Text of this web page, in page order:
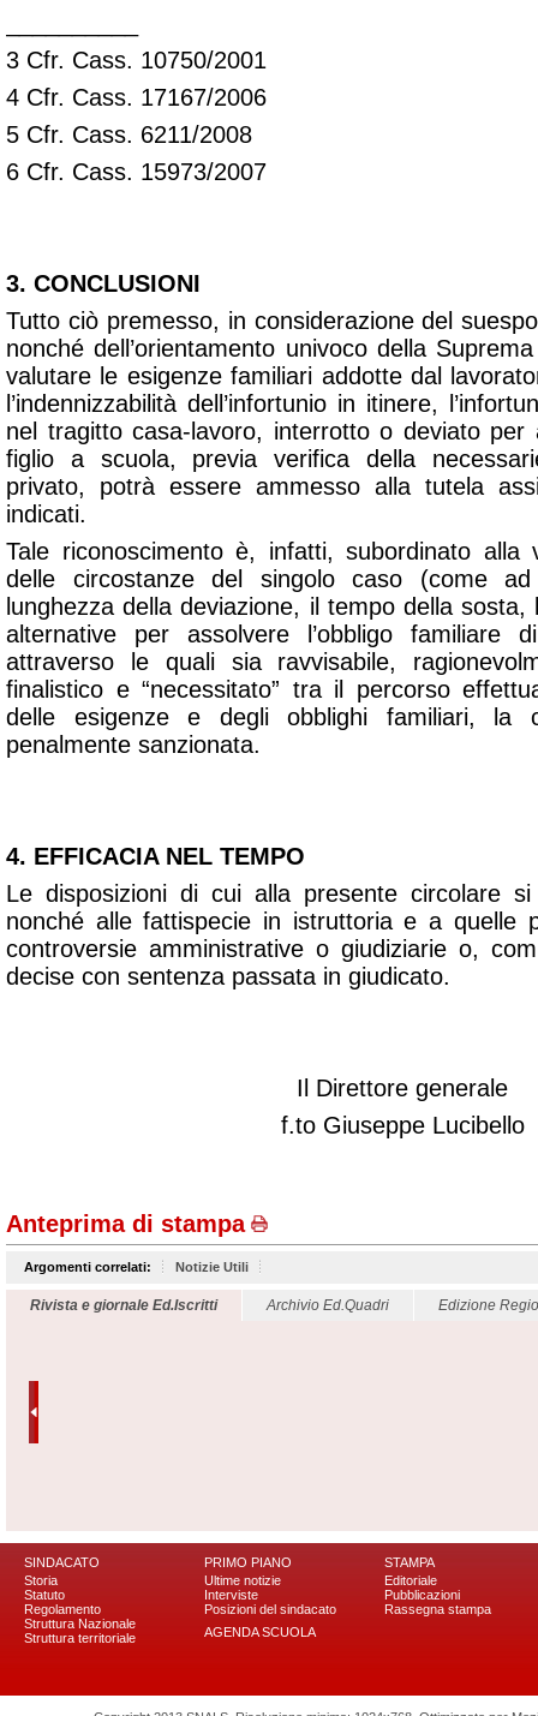
3 Cfr. Cass. 10750/2001
4 Cfr. Cass. 17167/2006
5 Cfr. Cass. 6211/2008
6 Cfr. Cass. 15973/2007
3. CONCLUSIONI
Tutto ciò premesso, in considerazione del
nonché dell’orientamento univoco della
valutare le esigenze familiari addotte dal
l’indennizzabilità dell’infortunio in itinere,
nel tragitto casa-lavoro, interrotto o deviato per
figlio a scuola, previa verifica della
privato, potrà essere ammesso alla tutela
indicati.
Tale riconoscimento è, infatti, subordinato alla
delle circostanze del singolo caso (come
lunghezza della deviazione, il tempo della
alternative per assolvere l’obbligo familiare
attraverso le quali sia ravvisabile,
finalistico e “necessitato” tra il percorso
delle esigenze e degli obblighi familiari, la
penalmente sanzionata.
4. EFFICACIA NEL TEMPO
Le disposizioni di cui alla presente circolare
nonché alle fattispecie in istruttoria e a quelle
controversie amministrative o giudiziarie o,
decise con sentenza passata in giudicato.
Il Direttore generale
f.to Giuseppe Lucibello
Anteprima di stampa
Argomenti correlati: Notizie Utili
Rivista e giornale Ed.Iscritti Archivio Ed.Quadri Edizione
SINDACATO
Storia
Statuto
Regolamento
Struttura Nazionale
Struttura territoriale
PRIMO PIANO
Ultime notizie
Interviste
Posizioni del sindacato
AGENDA SCUOLA
STAMPA
Editoriale
Pubblicazioni
Rassegna stampa